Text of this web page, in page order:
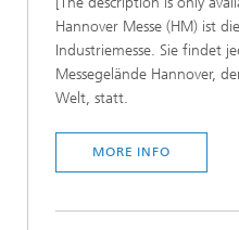
Hannover Messe (HM) ist
Industriemesse. Sie findet
Messegelände Hannover,
Welt, statt.
MORE INFO